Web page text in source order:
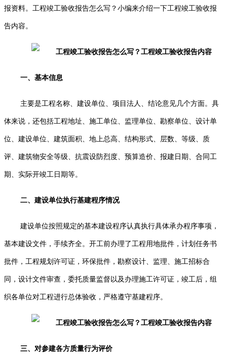
报资料。工程竣工验收报告怎么写？小编来介绍一下工程竣工验收报
告内容。
一、基本信息
主要是工程名称、建设单位、项目法人、结论意见几个方面。具
体来说，还包括工程地址、施工单位、监理单位、勘察单位、设计单
位、建设单位、建筑面积、地上总高、结构形式、层数、等级、质
评、建筑物安全等级、抗震设防烈度、预算造价、报建日期、合同工
期、实际开竣工日期等。
二、建设单位执行基建程序情况
建设单位按照规定的基本建设程序认真执行具体承办程序事项，
基本建设文件，手续齐全。开工前办理了工程用地批件，计划任务书
批件，工程规划许可证，环保批件，勘察设计、监理、施工招标合
同，设计文件审查，委托质量监督以及办理施工许可证，竣工后，组
织各单位对工程进行总体验收，严格遵守基建程序。
三、对参建各方质量行为评价